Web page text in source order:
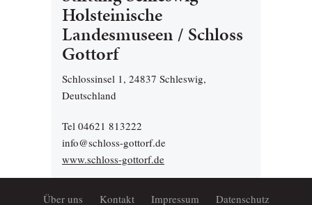
Holsteinische
Landesmuseen / Schloss
Gottorf
Schlossinsel 1, 24837 Schleswig,
Deutschland
Tel 04621 813222
info@schloss-gottorf.de
www.schloss-gottorf.de
Über uns Kontakt Impressum Datenschutz